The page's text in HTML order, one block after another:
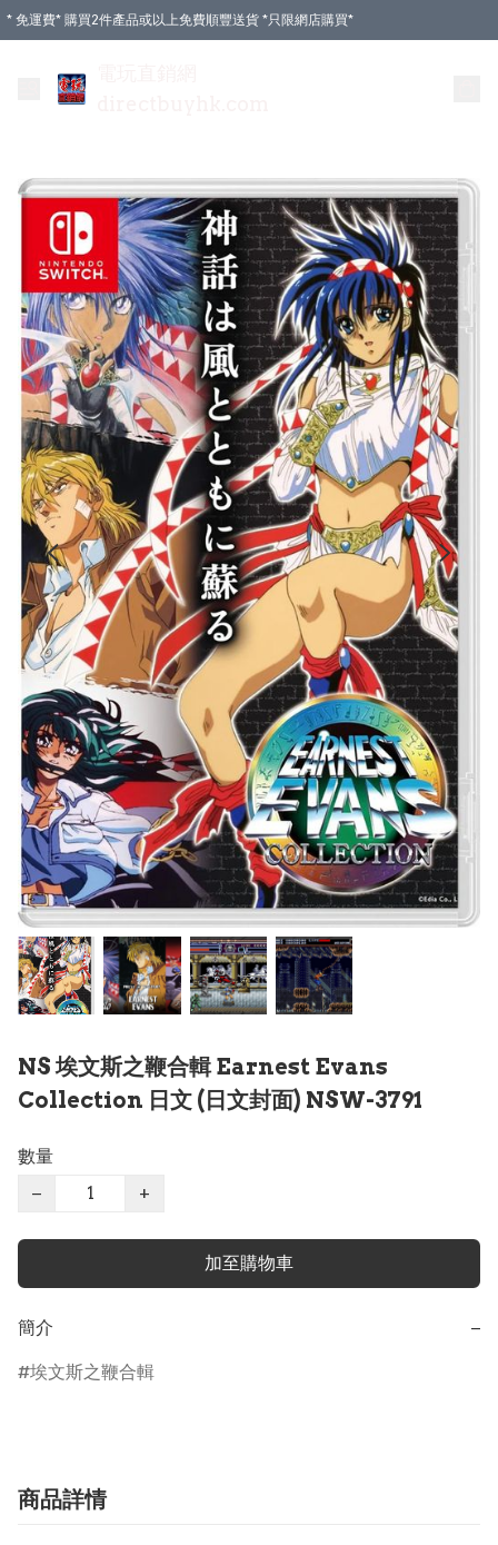
* 免運費* 購買2件產品或以上免費順豐送貨 *只限網店購買*
NS 埃文斯之鞭合輯 Earnest Evans
Collection 日文 (日文封面) NSW-3791
數量
−
+
加至購物車
簡介 −
埃文斯之鞭合輯
商品詳情